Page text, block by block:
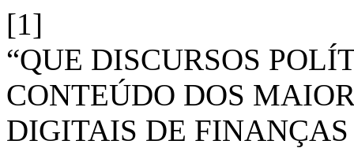
[1]
“QUE DISCURSOS
CONTEÚDO DOS
DIGITAIS DE